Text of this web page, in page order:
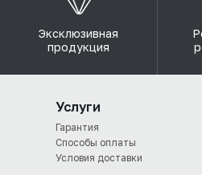
Эксклюзивная
продукция
Услуги
Гарантия
Способы оплаты
Условия доставки